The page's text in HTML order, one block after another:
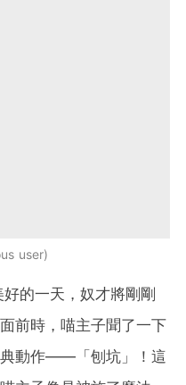
user
的一天，奴才將剛剛
前時，喵主子聞了一下
典動作——「刨坑」！這